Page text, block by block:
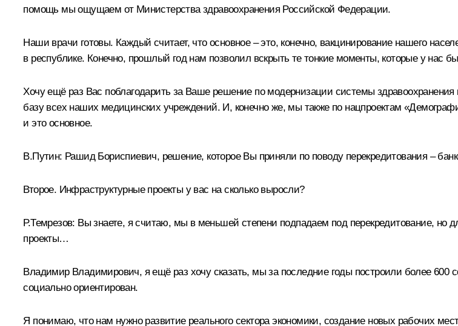
помощь мы ощущаем от Министерства здравоохранения Российской Федерации.
Наши врачи готовы. Каждый считает, что основное – это, конечно, вакцинирование нашего
в республике. Конечно, прошлый год нам позволил вскрыть те тонкие моменты, которые у нас
Хочу ещё раз Вас поблагодарить за Ваше решение по модернизации системы
базу всех наших медицинских учреждений. И, конечно же, мы также по нацпроектам
и это основное.
В.Путин: Рашид Бориспиевич, решение, которое Вы приняли по поводу перекредитования –
Второе. Инфраструктурные проекты у вас на сколько выросли?
Р.Темрезов: Вы знаете, я считаю, мы в меньшей степени подпадаем под перекредитование, но
проекты…
Владимир Владимирович, я ещё раз хочу сказать, мы за последние годы построили более 600
социально ориентирован.
Я понимаю, что нам нужно развитие реального сектора экономики, создание новых рабочих